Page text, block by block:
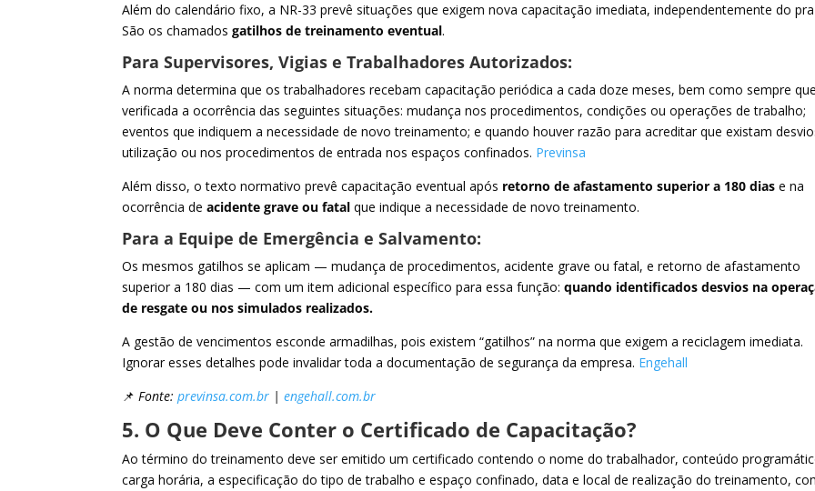
Além do calendário fixo, a NR-33 prevê situações que exigem nova capacitação imediata, independentemente do
São os chamadosgatilhos de treinamento eventual.
Para Supervisores, Vigias e Trabalhadores Autorizados:
A norma determina que os trabalhadores recebam capacitação periódica a cada doze meses, bem como sempre que
verificada a ocorrência das seguintes situações: mudança nos procedimentos, condições ou operações de trabalho;
eventos que indiquem a necessidade de novo treinamento; e quando houver razão para acreditar que existam
utilização ou nos procedimentos de entrada nos espaços confinados. Previnsa
Além disso, o texto normativo prevê capacitação eventual após retorno de afastamento superior a 180 dias e na
ocorrência deacidente grave ou fatal que indique a necessidade de novo treinamento.
Para a Equipe de Emergência e Salvamento:
Os mesmos gatilhos se aplicam — mudança de procedimentos, acidente grave ou fatal, e retorno de afastamento
superior a 180 dias — com um item adicional específico para essa função:quando identificados desvios na
de resgate ou nos simulados realizados.
A gestão de vencimentos esconde armadilhas, pois existem “gatilhos” na norma que exigem a reciclagem imediata.
Ignorar esses detalhes pode invalidar toda a documentação de segurança da empresa. Engehall
📌Fonte: previnsa.com.br | engehall.com.br
5. O Que Deve Conter o Certificado de Capacitação?
Ao término do treinamento deve ser emitido um certificado contendo o nome do trabalhador, conteúdo
carga horária, a especificação do tipo de trabalho e espaço confinado, data e local de realização do treinamento,